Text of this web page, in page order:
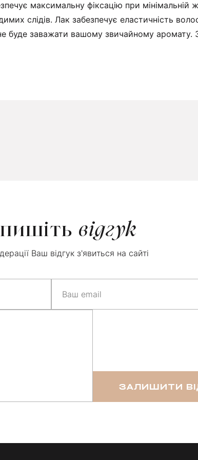
максимальну фіксацію при мінімальній
​​слідів. Лак забезпечує еластичність
буде заважати вашому звичайному аромату.
відгук
Ваш відгук з'явиться на сайті
ЗАЛИШИТИ